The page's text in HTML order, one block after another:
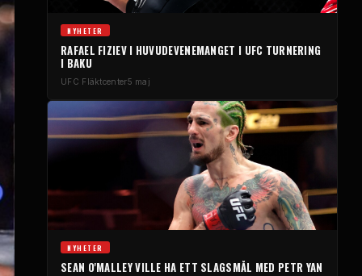
NYHETER
RAFAEL FIZIEV I HUVUDEVENEMANGET I UFC TURNERING
I BAKU
UFC Fläktcenter5 maj
NYHETER
SEAN O'MALLEY VILLE HA ETT SLAGSMÅL MED PETR YAN